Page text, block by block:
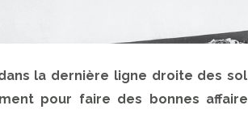
la dernière ligne droite des
pour faire des bonnes